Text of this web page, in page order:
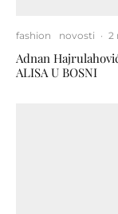
fashion novosti · 2
Adnan
ALISA U BOSNI